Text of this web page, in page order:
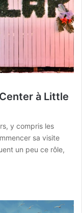
à Little
y compris les
sa visite
un peu ce rôle,